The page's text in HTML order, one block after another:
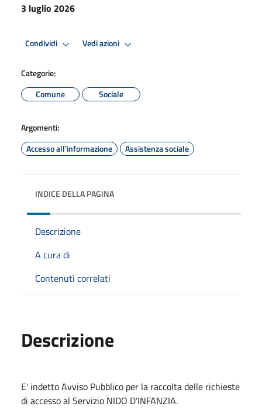
3 luglio 2026
Condividi Vedi azioni
Categorie:
Comune
Sociale
Argomenti:
Accesso all'informazione
Assistenza sociale
INDICE DELLA PAGINA
Descrizione
A cura di
Contenuti correlati
Descrizione
E' indetto Avviso Pubblico per la raccolta delle richieste
di accesso al Servizio NIDO D’INFANZIA.